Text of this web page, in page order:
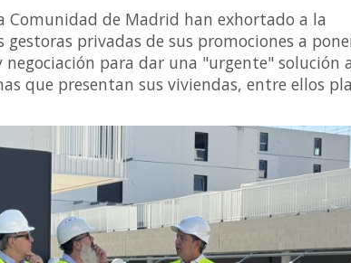
Comunidad de Madrid han exhortado a la
privadas de sus promociones a
para dar una "urgente" solución
que presentan sus viviendas, entre ellos